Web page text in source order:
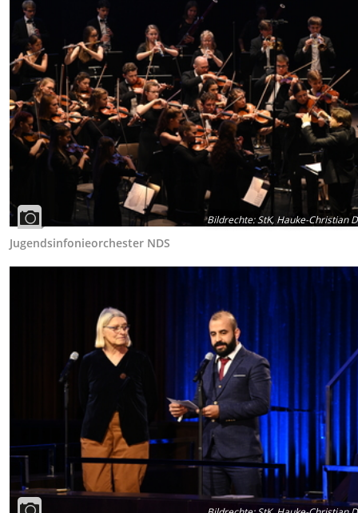
Bildrechte:StK, Hauke-Christian
Jugendsinfonieorchester NDS